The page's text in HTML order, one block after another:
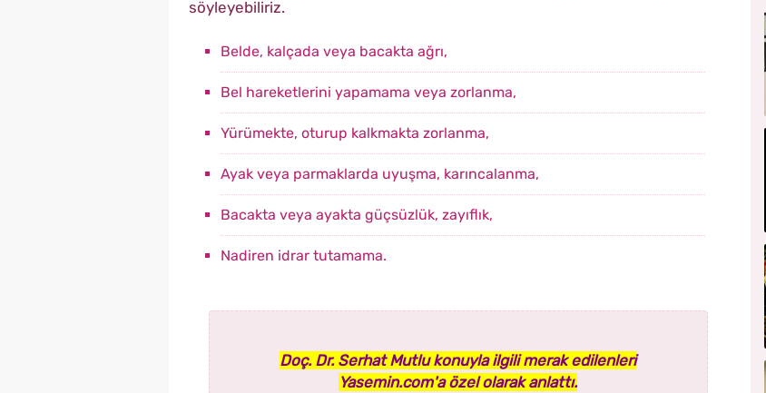
söyleyebiliriz.
Belde, kalçada veya bacakta ağrı,
Bel hareketlerini yapamama veya zorlanma,
Yürümekte, oturup kalkmakta zorlanma,
Ayak veya parmaklarda uyuşma, karıncalanma,
Bacakta veya ayakta güçsüzlük, zayıflık,
Nadiren idrar tutamama.
Doç. Dr. Serhat Mutlu konuyla ilgili merak edilenleri
Yasemin.com'a özel olarak anlattı.